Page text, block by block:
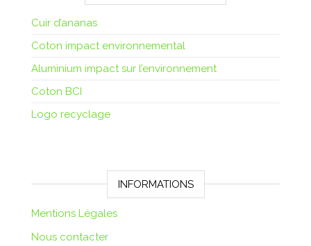
Cuir d’ananas
Coton impact environnemental
Aluminium impact sur l’environnement
Coton BCI
Logo recyclage
INFORMATIONS
Mentions Légales
Nous contacter